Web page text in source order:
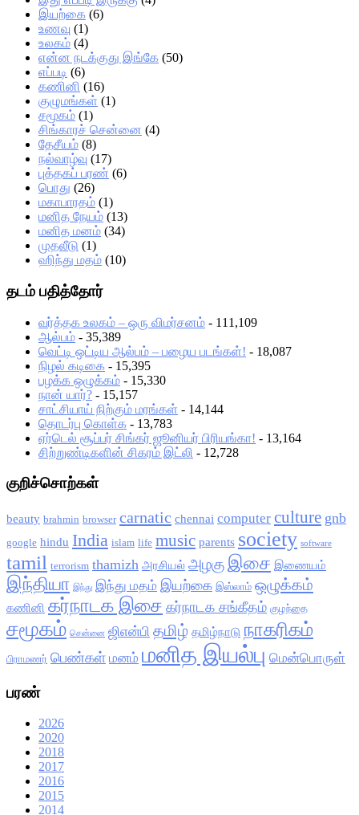
இயற்கை (6)
உணவு (1)
உலகம் (4)
என்ன நடக்குது இங்கே (50)
எப்படி (6)
கணினி (16)
குழுமங்கள் (1)
சமூகம் (1)
சிங்காரச் சென்னை (4)
தேசீயம் (8)
நல்வாழ்வு (17)
புத்தகப் பரண் (6)
பொது (26)
மகாபாரதம் (1)
மனித நேயம் (13)
மனித மனம் (34)
முதலீடு (1)
ஹிந்து மதம் (10)
தடம் பதித்தோர்
வர்த்தக உலகம் – ஒரு விமர்சனம் - 111,109
ஆல்பம் - 35,389
வெட்டி ஒட்டிய ஆல்பம் – பழைய படங்கள்! - 18,087
நிழல் கடிகை - 15,395
பழக்க ஒழுக்கம் - 15,330
நான் யார்? - 15,157
சாட்சியாய் நிற்கும் மரங்கள் - 14,144
தொடர்பு கொள்க - 13,783
ஏர்டெல் சூப்பர் சிங்கர் ஜூனியர் பிரியங்கா! - 13,164
சிற்றுண்டிகளின் சிகரம் இட்லி - 12,728
குறிச்சொற்கள்
beauty brahmin browser carnatic chennai computer culture gnb
google hindu India islam life music parents society software
tamil terrorism thamizh அரசியல் அழகு இசை இணையம்
இந்தியா இந்து இந்து மதம் இயற்கை இஸ்லாம் ஒழுக்கம்
கணினி கர்நாடக இசை கர்நாடக சங்கீதம் குழந்தை
சமூகம் சென்னை ஜிஎன்பி தமிழ் தமிழ்நாடு நாகரிகம்
பிராமணர் பெண்கள் மனம் மனித இயல்பு மென்பொருள்
பரண்
2026
2020
2018
2017
2016
2015
2014